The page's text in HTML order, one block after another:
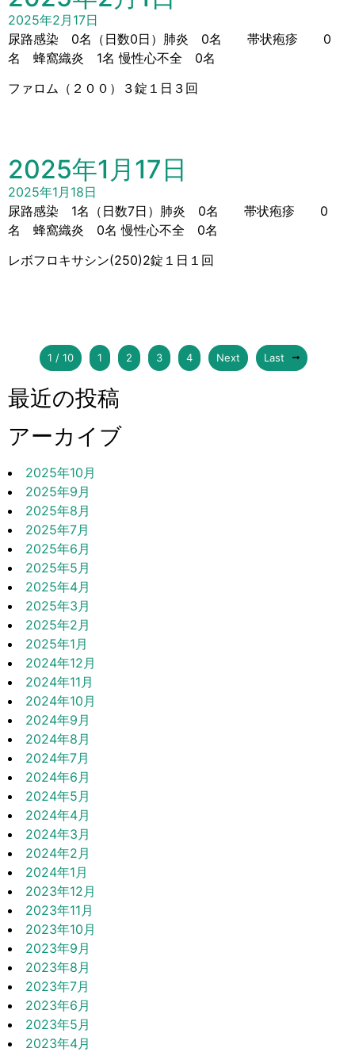
2025年2月17日
尿路感染 0名（日数0日）肺炎 0名 帯状疱疹 0
名 蜂窩織炎 1名 慢性心不全 0名
ファロム（２００）３錠１日３回
2025年1月17日
2025年1月18日
尿路感染 1名（日数7日）肺炎 0名 帯状疱疹 0
名 蜂窩織炎 0名 慢性心不全 0名
レボフロキサシン(250)2錠１日１回
1 / 10 1 2 3 4 Next Last
最近の投稿
アーカイブ
2025年10月
2025年9月
2025年8月
2025年7月
2025年6月
2025年5月
2025年4月
2025年3月
2025年2月
2025年1月
2024年12月
2024年11月
2024年10月
2024年9月
2024年8月
2024年7月
2024年6月
2024年5月
2024年4月
2024年3月
2024年2月
2024年1月
2023年12月
2023年11月
2023年10月
2023年9月
2023年8月
2023年7月
2023年6月
2023年5月
2023年4月